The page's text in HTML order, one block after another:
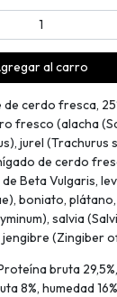
al carro
de cerdo fresca,
fresco (alacha
jurel (Trachurus
de cerdo
Beta Vulgaris,
boniato,
salvia
jengibre (Zingiber
bruta
8%, humedad